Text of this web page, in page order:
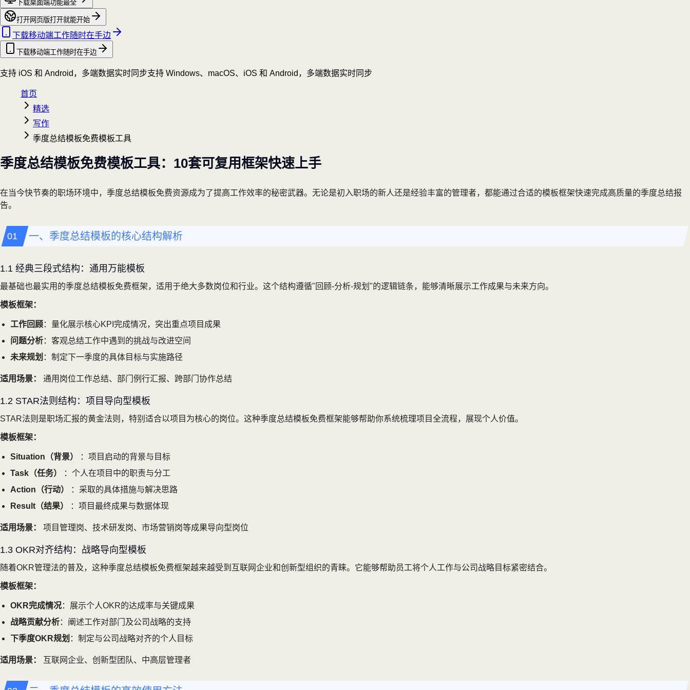
下载桌面端功能最全
打开网页版打开就能开始
下载移动端工作随时在手边
下载移动端工作随时在手边
支持 iOS 和 Android，多端数据实时同步支持 Windows、macOS、iOS 和 Android，多端数据实时同步
首页
精选
写作
季度总结模板免费模板工具
季度总结模板免费模板工具：10套可复用框架快速上手
在当今快节奏的职场环境中，季度总结模板免费资源成为了提高工作效率的秘密武器。无论是初入职场的新人还是经验丰富的管理者，都能通过合适的模板框架快速完成高质量的季度总结报
告。
一、季度总结模板的核心结构解析
1.1 经典三段式结构：通用万能模板
最基础也最实用的季度总结模板免费框架，适用于绝大多数岗位和行业。这个结构遵循"回顾-分析-规划"的逻辑链条，能够清晰展示工作成果与未来方向。
模板框架：
工作回顾：量化展示核心KPI完成情况，突出重点项目成果
问题分析：客观总结工作中遇到的挑战与改进空间
未来规划 ：制定下一季度的具体目标与实施路径
适用场景： 通用岗位工作总结、部门例行汇报、跨部门协作总结
1.2 STAR法则结构：项目导向型模板
STAR法则是职场汇报的黄金法则，特别适合以项目为核心的岗位。这种季度总结模板免费框架能够帮助你系统梳理项目全流程，展现个人价值。
模板框架：
Situation（背景）
：项目启动的背景与目标
Task（任务）
：个人在项目中的职责与分工
Action（行动）
：采取的具体措施与解决思路
Result（结果）
：项目最终成果与数据体现
适用场景： 项目管理岗、技术研发岗、市场营销岗等成果导向型岗位
1.3 OKR对齐结构：战略导向型模板
随着OKR管理法的普及，这种季度总结模板免费框架越来越受到互联网企业和创新型组织的青睐。它能够帮助员工将个人工作与公司战略目标紧密结合。
模板框架：
OKR完成情况：展示个人OKR的达成率与关键成果
战略贡献分析：阐述工作对部门及公司战略的支持
下季度OKR规划 ：制定与公司战略对齐的个人目标
适用场景： 互联网企业、创新型团队、中高层管理者